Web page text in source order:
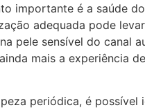
importante é a saúde
adequada pode
pele sensível do canal
mais a experiência
periódica, é possível